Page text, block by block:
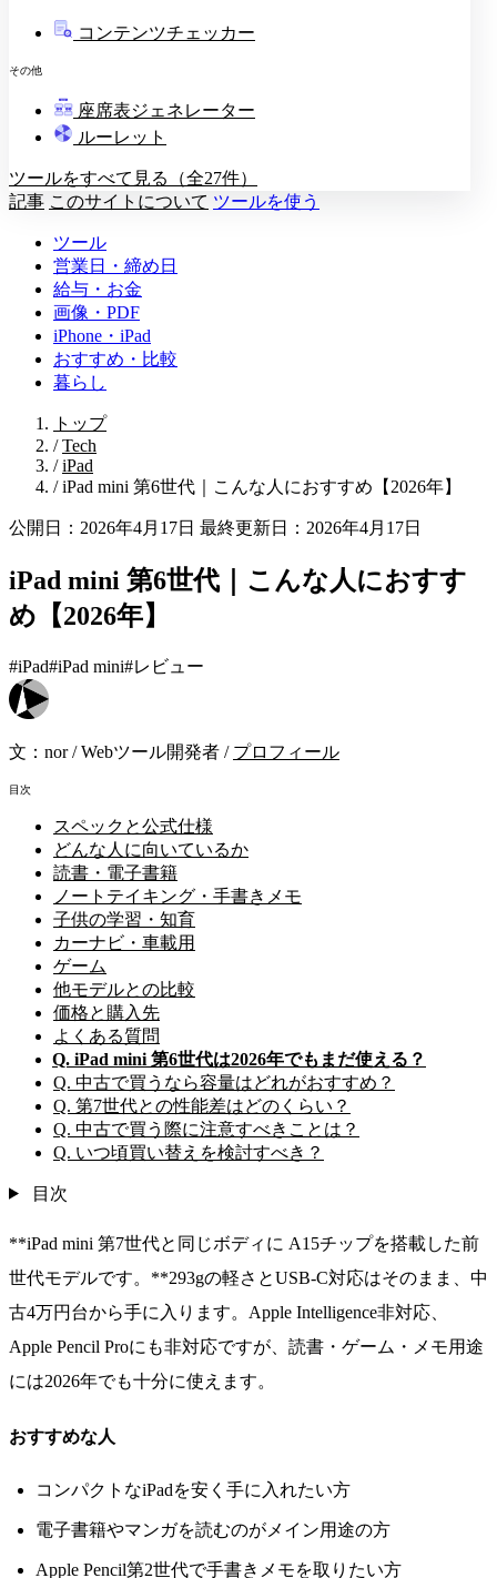
コンテンツチェッカー
その他
教壇
座席表ジェネレーター
ルーレット
ツールをすべて見る（全27件）
記事 このサイトについて ツールを使う
ツール
営業日・締め日
給与・お金
画像・PDF
iPhone・iPad
おすすめ・比較
暮らし
トップ
/ Tech
/ iPad
/ iPad mini 第6世代｜こんな人におすすめ【2026年】
公開日：2026年4月17日 最終更新日：2026年4月17日
iPad mini 第6世代｜こんな人におすす
め【2026年】
#iPad#iPad mini#レビュー
文： nor /Webツール開発者 / プロフィール
目次
スペックと公式仕様
どんな人に向いているか
読書・電子書籍
ノートテイキング・手書きメモ
子供の学習・知育
カーナビ・車載用
ゲーム
他モデルとの比較
価格と購入先
よくある質問
Q. iPad mini 第6世代は2026年でもまだ使える？
Q. 中古で買うなら容量はどれがおすすめ？
Q. 第7世代との性能差はどのくらい？
Q. 中古で買う際に注意すべきことは？
Q. いつ頃買い替えを検討すべき？
目次
**iPad mini 第7世代と同じボディに A15チップを搭載した前
世代モデルです。**293gの軽さとUSB-C対応はそのまま、中
古4万円台から手に入ります。Apple Intelligence非対応、
Apple Pencil Proにも非対応ですが、読書・ゲーム・メモ用途
には2026年でも十分に使えます。
おすすめな人
コンパクトなiPadを安く手に入れたい方
電子書籍やマンガを読むのがメイン用途の方
Apple Pencil第2世代で手書きメモを取りたい方